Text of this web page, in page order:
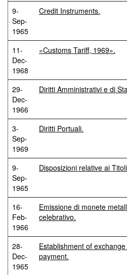
9-
Sep-
1965
Credit Instruments.
11-
Dec-
1968
«Customs Tariff, 1969».
29-
Dec-
1966
Diritti Amministrativi e di
3-
Sep-
1969
Diritti Portuali.
9-
Sep-
1965
Disposizioni relative ai
16-
Feb-
1966
Emissione di monete
celebrativo.
28-
Dec-
1965
Establishment of
payment.